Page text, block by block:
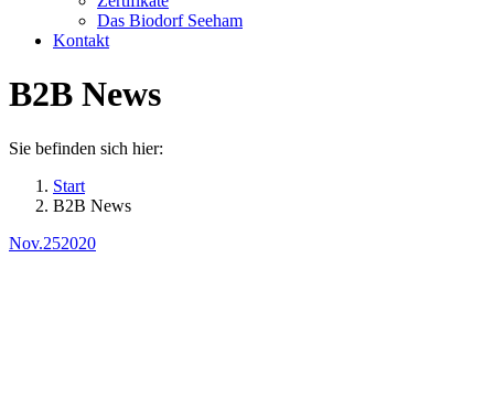
Das Biodorf Seeham
Kontakt
B2B News
Sie befinden sich hier:
Start
B2B News
Nov.252020